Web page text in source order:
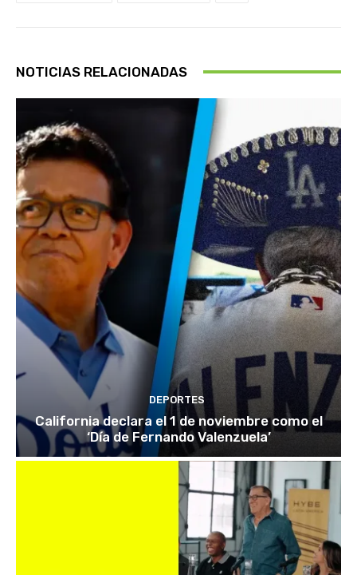
NOTICIAS RELACIONADAS
DEPORTES
California declara el 1 de noviembre como el
‘Día de Fernando Valenzuela’